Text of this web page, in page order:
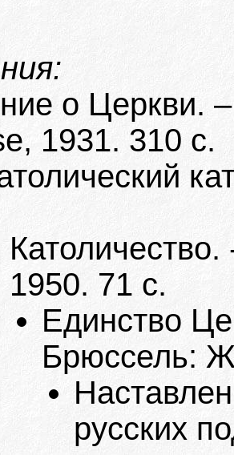
о Церкви.
1931. 310 с.
1950. 71 с.
Единство
Брюссель:
русских